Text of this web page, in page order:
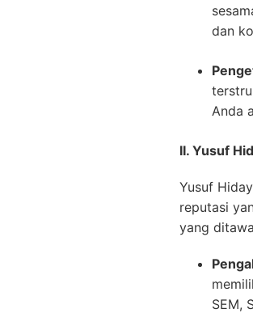
dan
Anda
II. Yusuf
Yusuf
reputasi
yang
SEM,